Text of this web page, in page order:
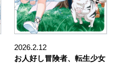
2026.2.12
お人好し冒険者、転生少女